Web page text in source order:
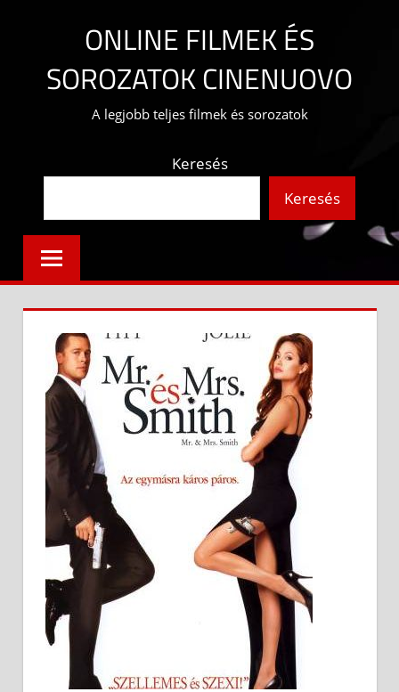
content
ONLINE FILMEK ÉS
SOROZATOK CINENUOVO
A legjobb teljes filmek és sorozatok
Keresés
Keresés